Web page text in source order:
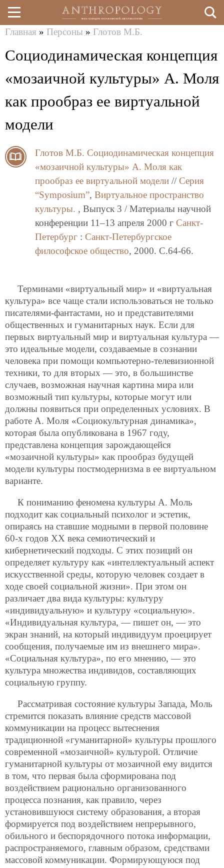
Перейти
к
основному
здесь
Главная » Персоны » Глотов М.Б.
Социодинамическая концепция
«мозаичной культуры» А. Моля
как прообраз ее виртуальной
модели
Глотов М.Б. Социодинамическая концепция
«мозаичной культуры» А. Моля как
прообраз ее виртуальной модели // Серия
“Symposium”, Виртуальное пространство
культуры. , Выпуск 3 / Материалы научной
конференции 11–13 апреля 2000 г Санкт-
Петербург : Санкт-Петербургское
философское общество, 2000. C.64-66.
Терминами «виртуальный мир» и «виртуальная
культура» все чаще стали использоваться не только
писателями-фантастами, но и представителями
общественных и гуманитарных наук. Если для
первых виртуальный мир и виртуальная культура —
это идеальные модели, создаваемые в сознании
человека при помощи компьютерно-телевизионной
техники, то для вторых — это, в большинстве
случаев, возможная научная картина мира или
возможный тип культуры, которые могут или
должны появиться при определенных условиях. В
работе А. Моля «Социокультурная динамика»,
которая была опубликована в 1967 году,
представлена концепция зарождающейся
«мозаичной культуры» как прообраз будущей
модели культуры постмодернизма в ее виртуальном
варианте.
К пониманию феномена культуры А. Моль
подходит как социальный психолог и эстетик,
опираясь на ставшие модными в первой половине
60-х годов ХХ века семиотический и
кибернетический подходы. С этих позиций он
определяет культуру как «интеллектуальный аспект
искусственной среды, которую человек создает в
ходе своей социальной жизни». При этом он
различает два вида культуры: культуру
«индивидуальную» и культуру «социальную».
«Индивидуальная культура, — пишет он, — это
экран знаний, на который индивидуум проецирует
сообщения, получаемые им из внешнего мира».
«Социальная культура», по его мнению, — это
культура множества индивидов, составляющих
социальную группу.
Рассматривая состояние культуры Запада, Моль
стремится показать влияние средств массовой
коммуникации на процесс вытеснения
традиционной «гуманитарной» культуры прошлого
современной «мозаичной» культурой. Отличие
гуманитарной культуры от мозаичной ему видится
в том, что первая была сформирована под
воздействием рационально организованного
процесса познания, как правило, через
установившуюся систему образования, а вторая
формируется под воздействием непрерывного,
обильного и беспорядочного потока информации,
распространяемого, главным образом, средствами
массовой коммуникации. Формирующуюся под